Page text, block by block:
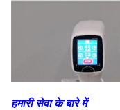
हमारी सेवा के बारे में